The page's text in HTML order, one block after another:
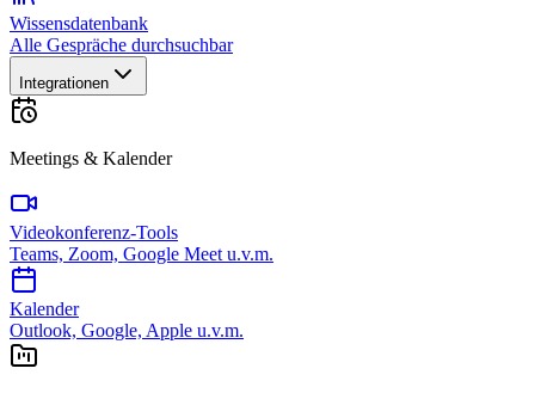
Wissensdatenbank
Alle Gespräche durchsuchbar
Integrationen
Meetings & Kalender
Videokonferenz-Tools
Teams, Zoom, Google Meet u.v.m.
Kalender
Outlook, Google, Apple u.v.m.